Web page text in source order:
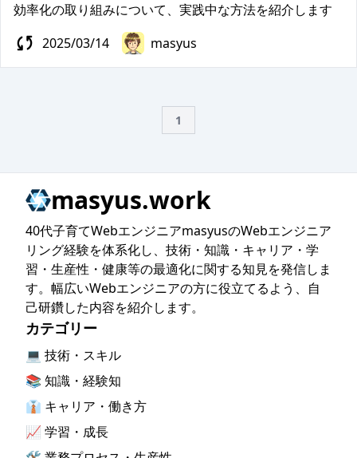
効率化の取り組みについて、実践中な方法を紹介します
2025/03/14
masyus
1
masyus.work
40代子育てWebエンジニアmasyusのWebエンジニア
リング経験を体系化し、技術・知識・キャリア・学
習・生産性・健康等の最適化に関する知見を発信しま
す。幅広いWebエンジニアの方に役立てるよう、自
己研鑽した内容を紹介します。
カテゴリー
💻 技術・スキル
📚 知識・経験知
👔 キャリア・働き方
📈 学習・成長